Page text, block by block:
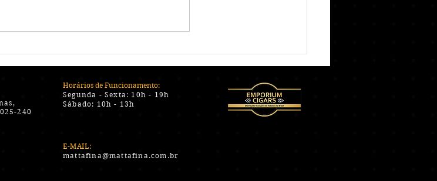
e Acessórios
Novidades do Mercado.
240
Horários de Funcionamento:
Segunda - Sexta: 10h - 19h
Sábado: 10h - 13h
E-MAIL:
mattafina@mattafina.com.br